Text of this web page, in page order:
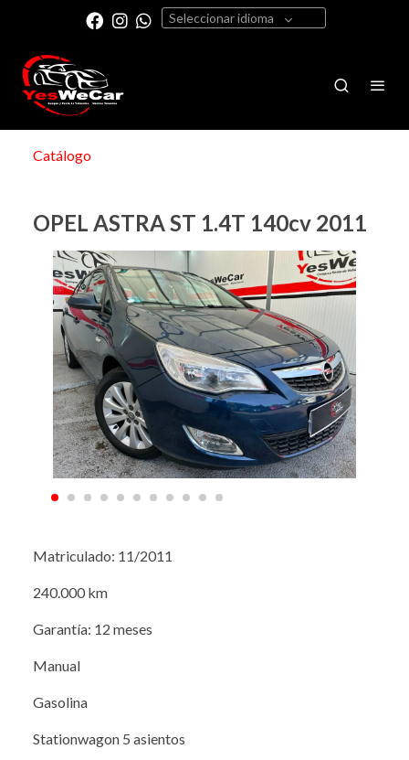
Seleccionar idioma
Catálogo
OPEL ASTRA ST 1.4T 140cv 2011
Matriculado: 11/2011
240.000 km
Garantía: 12 meses
Manual
Gasolina
Stationwagon 5 asientos